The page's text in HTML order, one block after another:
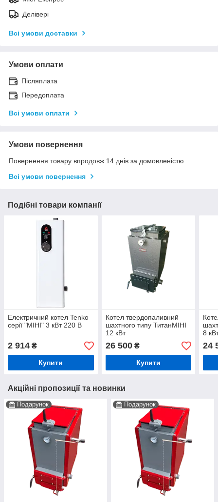
Делівері
Всі умови доставки
Умови оплати
Післяплата
Передоплата
Всі умови оплати
Умови повернення
Повернення товару впродовж 14 днів за домовленістю
Всі умови повернення
Подібні товари компанії
Електричний котел Tenko
серії "МІНІ" 3 кВт 220 В
2 914 ₴
Купити
Котел твердопаливний
шахтного типу ТитанМІНІ
12 кВт
26 500₴
Купити
8
24
Акційні пропозиції та новинки
Подарунок Подарунок